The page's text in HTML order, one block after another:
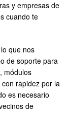
y empresas de
cuando te
que nos
de soporte para
módulos
rapidez por la
es necesario
de